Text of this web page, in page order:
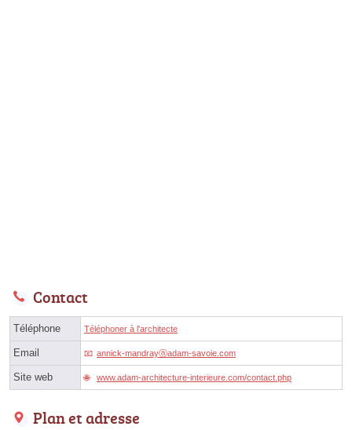
Contact
Téléphone Téléphoner à l'architecte
Email annick-mandrayⓐadam-savoie.com
Site web www.adam-architecture-interieure.com/contact.php
Plan et adresse